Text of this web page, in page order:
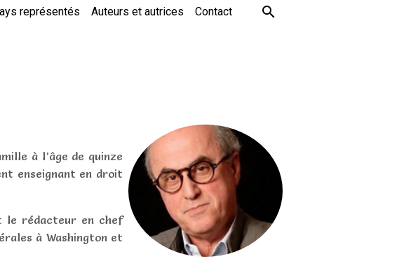
représentés Auteurs et autrices Contact
à l’âge de quinze
enseignant en droit
le rédacteur en chef
à Washington et